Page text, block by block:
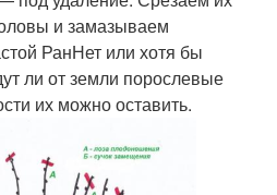
и замазываем
РанНет или хотя бы
ли от земли порослевые
их можно оставить.